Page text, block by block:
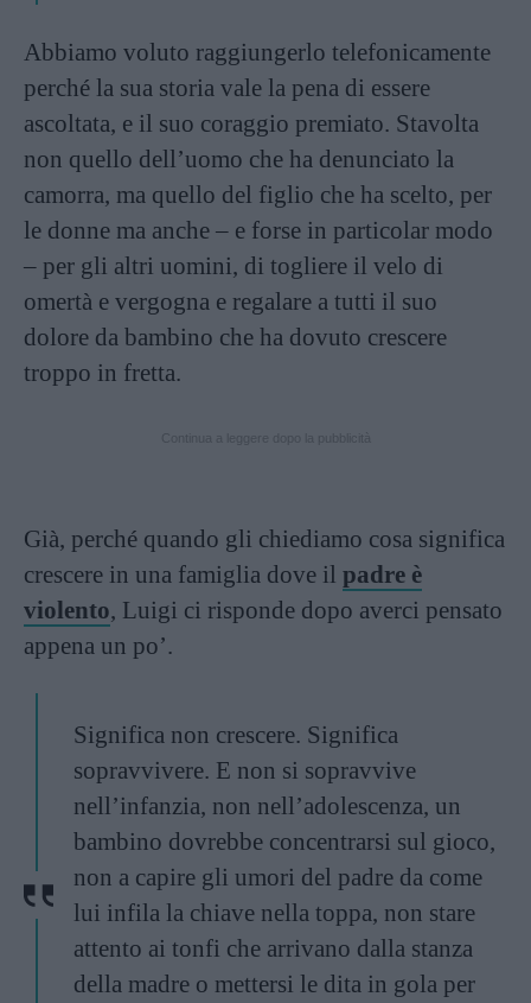
Abbiamo voluto raggiungerlo telefonicamente
perché la sua storia vale la pena di essere
ascoltata, e il suo coraggio premiato. Stavolta
non quello dell’uomo che ha denunciato la
camorra, ma quello del figlio che ha scelto, per
le donne ma anche – e forse in particolar modo
– per gli altri uomini, di togliere il velo di
omertà e vergogna e regalare a tutti il suo
dolore da bambino che ha dovuto crescere
troppo in fretta.
Già, perché quando gli chiediamo cosa significa
crescere in una famiglia dove il padre è
violento, Luigi ci risponde dopo averci pensato
appena un po’.
Significa non crescere. Significa
sopravvivere. E non si sopravvive
nell’infanzia, non nell’adolescenza, un
bambino dovrebbe concentrarsi sul gioco,
non a capire gli umori del padre da come
lui infila la chiave nella toppa, non stare
attento ai tonfi che arrivano dalla stanza
della madre o mettersi le dita in gola per